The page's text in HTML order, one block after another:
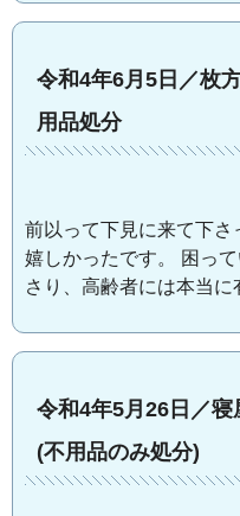
令和4年6月5日／枚
用品処分
前以って下見に来て下
嬉しかったです。 困っ
さり、高齢者には本当に
令和4年5月26日／
(不用品のみ処分)